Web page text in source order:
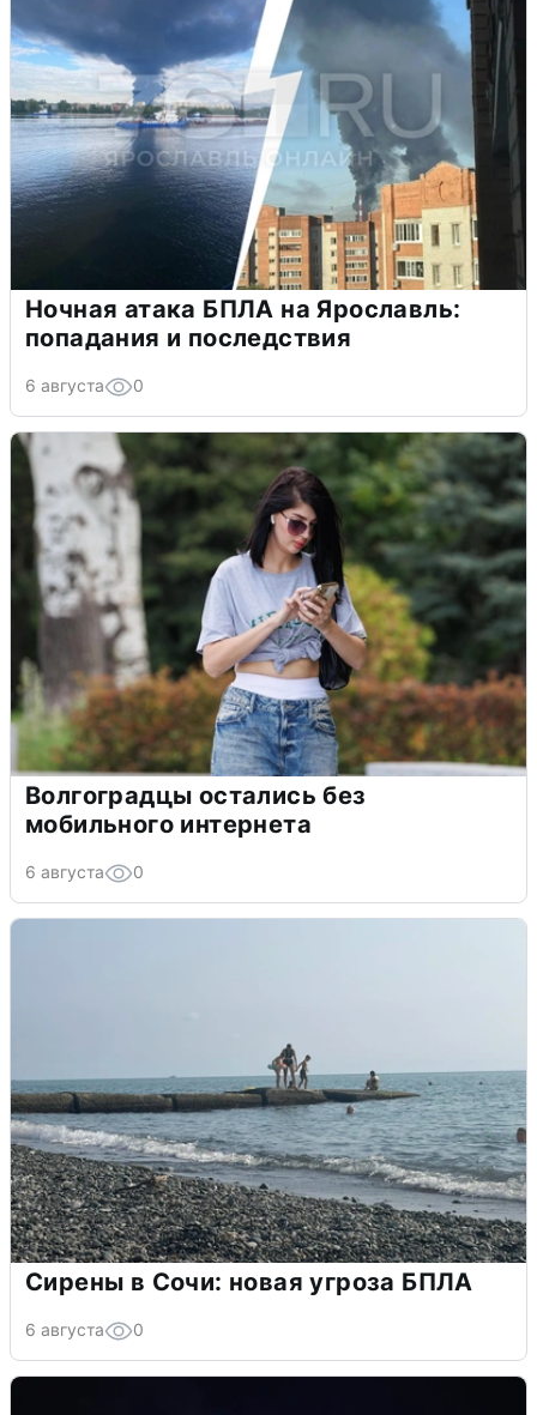
Ночная атака БПЛА на Ярославль:
попадания и последствия
6 августа 0
Волгоградцы остались без
мобильного интернета
6 августа 0
Сирены в Сочи: новая угроза БПЛА
6 августа 0